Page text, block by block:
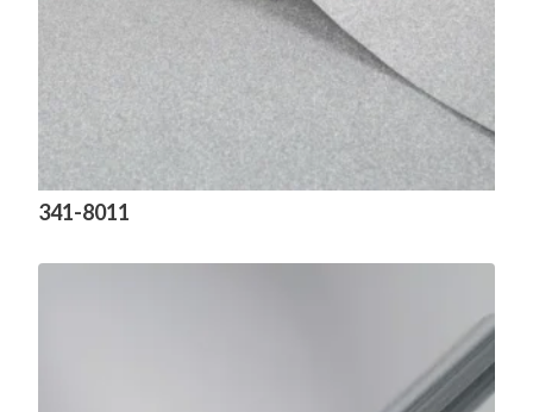
341-8011